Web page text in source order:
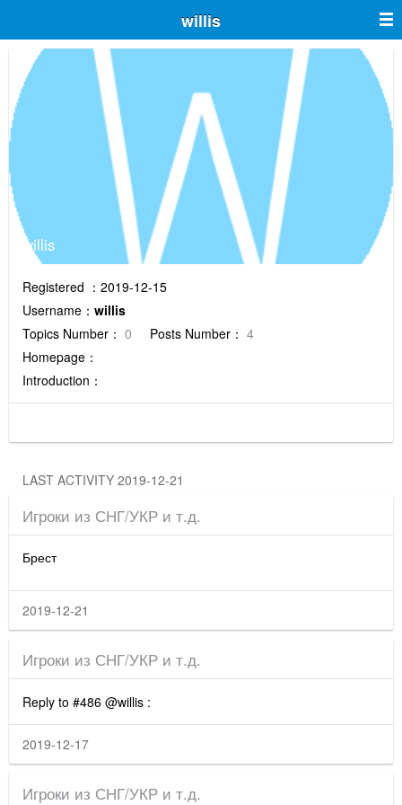
willis
willis
Registered ：2019-12-15
Username： willis
Topics Number： 0 Posts Number： 4
Homepage：
Introduction：
LAST ACTIVITY 2019-12-21
Игроки из СНГ/УКР и т.д.
Брест
2019-12-21
Игроки из СНГ/УКР и т.д.
Reply to #486 @willis :
2019-12-17
Игроки из СНГ/УКР и т.д.